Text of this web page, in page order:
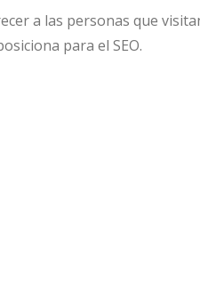
a las personas que
para el SEO.